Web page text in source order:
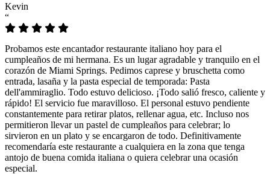
Kevin
“
Probamos este encantador restaurante italiano hoy para el
cumpleaños de mi hermana. Es un lugar agradable y tranquilo en el
corazón de Miami Springs. Pedimos caprese y bruschetta como
entrada, lasaña y la pasta especial de temporada: Pasta
dell'ammiraglio. Todo estuvo delicioso. ¡Todo salió fresco, caliente y
rápido! El servicio fue maravilloso. El personal estuvo pendiente
constantemente para retirar platos, rellenar agua, etc. Incluso nos
permitieron llevar un pastel de cumpleaños para celebrar; lo
sirvieron en un plato y se encargaron de todo. Definitivamente
recomendaría este restaurante a cualquiera en la zona que tenga
antojo de buena comida italiana o quiera celebrar una ocasión
especial.